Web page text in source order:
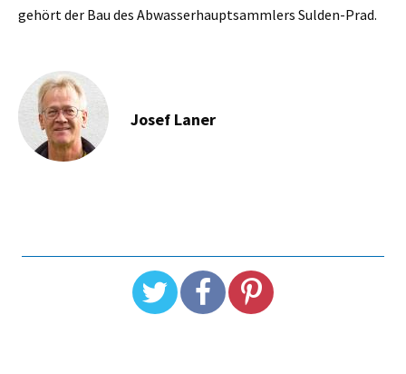
gehört der Bau des Abwasserhauptsammlers Sulden-Prad.
Josef Laner